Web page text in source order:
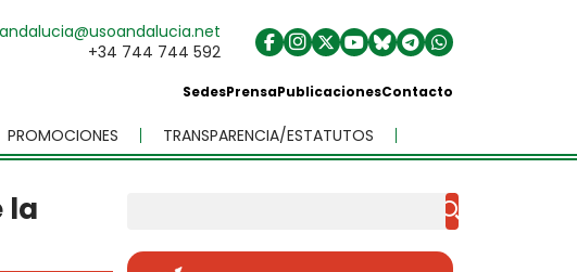
andalucia@usoandalucia.net
+34 744 744 592
SedesPrensaPublicacionesContacto
PROMOCIONES TRANSPARENCIA/ESTATUTOS
la